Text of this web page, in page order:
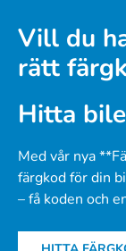
Vill du
rätt
Hitta
Med vår nya
färgkod för din
– få koden och